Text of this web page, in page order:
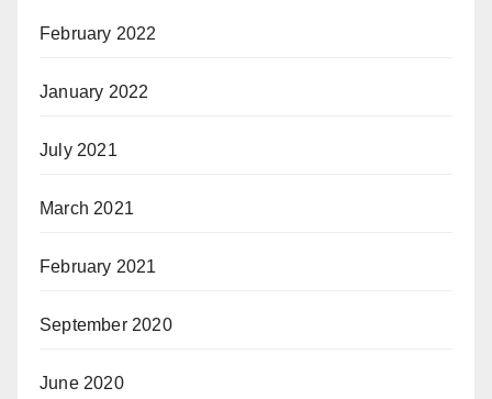
February 2022
January 2022
July 2021
March 2021
February 2021
September 2020
June 2020